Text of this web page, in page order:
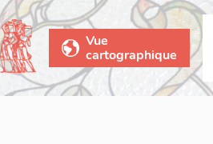
Vue
cartographique